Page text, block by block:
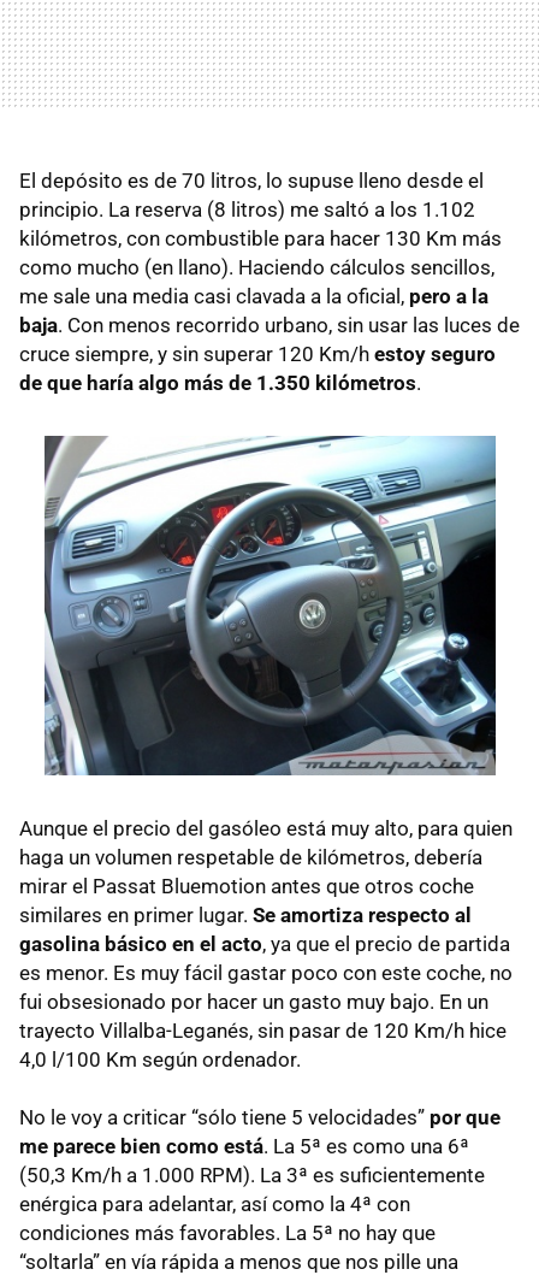
El depósito es de 70 litros, lo supuse lleno desde el
principio. La reserva (8 litros) me saltó a los 1.102
kilómetros, con combustible para hacer 130 Km más
como mucho (en llano). Haciendo cálculos sencillos,
me sale una media casi clavada a la oficial, pero a la
baja. Con menos recorrido urbano, sin usar las luces de
cruce siempre, y sin superar 120 Km/h estoy seguro
de que haría algo más de 1.350 kilómetros.
Aunque el precio del gasóleo está muy alto, para quien
haga un volumen respetable de kilómetros, debería
mirar el Passat Bluemotion antes que otros coche
similares en primer lugar. Se amortiza respecto al
gasolina básico en el acto, ya que el precio de partida
es menor. Es muy fácil gastar poco con este coche, no
fui obsesionado por hacer un gasto muy bajo. En un
trayecto Villalba-Leganés, sin pasar de 120 Km/h hice
4,0 l/100 Km según ordenador.
No le voy a criticar “sólo tiene 5 velocidades” por que
me parece bien como está. La 5ª es como una 6ª
(50,3 Km/h a 1.000 RPM). La 3ª es suficientemente
enérgica para adelantar, así como la 4ª con
condiciones más favorables. La 5ª no hay que
“soltarla” en vía rápida a menos que nos pille una